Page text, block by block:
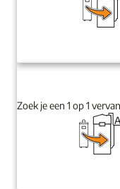
Zoek je een 1 op 1